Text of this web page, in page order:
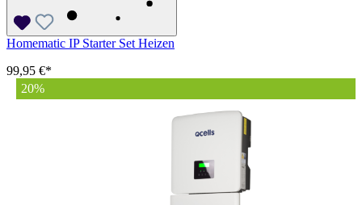
Homematic IP Starter Set Heizen
99,95 €*
20%